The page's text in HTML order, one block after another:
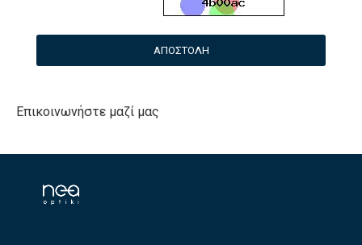
ΑΠΟΣΤΟΛΉ
Επικοινωνήστε μαζί μας